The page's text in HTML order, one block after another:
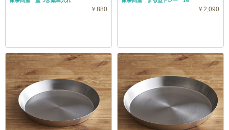
￥880 ￥2,090